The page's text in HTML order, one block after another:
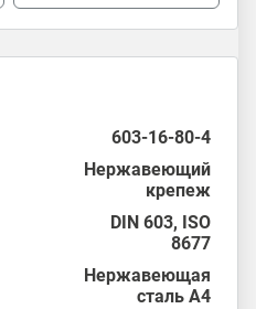
603-16-80-4
Нержавеющий
крепеж
DIN 603, ISO
8677
Нержавеющая
сталь А4